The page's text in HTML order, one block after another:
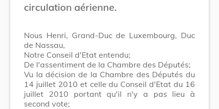
circulation aérienne.
Nous Henri, Grand-Duc de Luxembourg, Duc
de Nassau,
Notre Conseil d'Etat entendu;
De l'assentiment de la Chambre des Députés;
Vu la décision de la Chambre des Députés du
14 juillet 2010 et celle du Conseil d'Etat du 16
juillet 2010 portant qu'il n'y a pas lieu à
second vote;